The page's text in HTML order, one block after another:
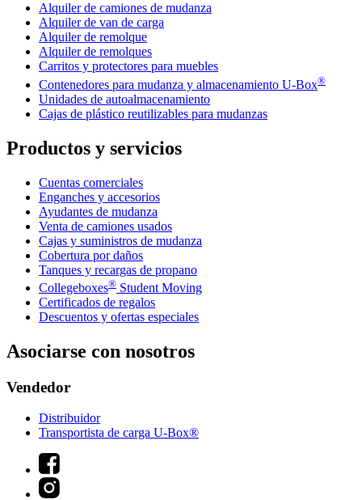
Alquiler de camiones de mudanza
Alquiler de van de carga
Alquiler de remolque
Alquiler de remolques
Carritos y protectores para muebles
Contenedores para mudanza y almacenamiento U-Box®
Unidades de autoalmacenamiento
Cajas de plástico reutilizables para mudanzas
Productos y servicios
Cuentas comerciales
Enganches y accesorios
Ayudantes de mudanza
Venta de camiones usados
Cajas y suministros de mudanza
Cobertura por daños
Tanques y recargas de propano
Collegeboxes® Student Moving
Certificados de regalos
Descuentos y ofertas especiales
Asociarse con nosotros
Vendedor
Distribuidor
Transportista de carga U-Box®